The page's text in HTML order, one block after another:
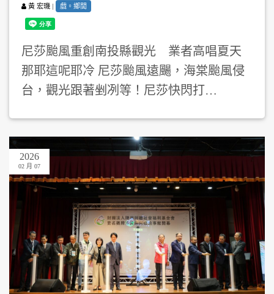
黃 宏璣 | 戲。鄉閭
尼莎颱風重創南投縣觀光 業者高唱夏天
那耶這呢耶冷 尼莎颱風遠颺，海棠颱風侵
台，觀光跟著剉冽等！尼莎快閃打…
2026
02 月 07